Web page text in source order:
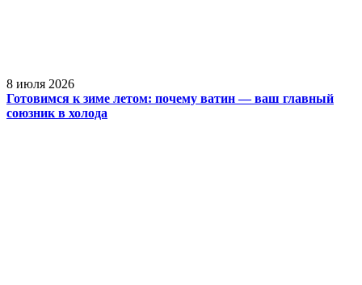
8 июля 2026
Готовимся к зиме летом: почему ватин — ваш главный
союзник в холода